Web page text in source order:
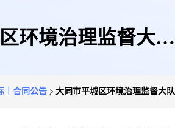
环境治理监督大队
｜合同公告 大同市平城区环境治理监督大